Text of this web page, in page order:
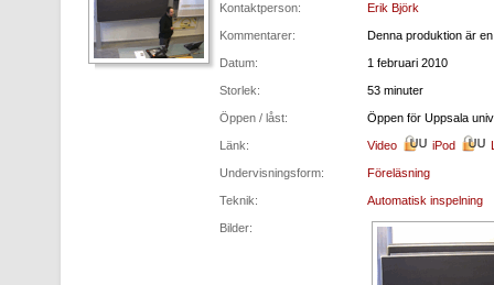
Kontaktperson: Erik Björk
Kommentarer: Denna produktion är
Datum: 1 februari 2010
Storlek: 53 minuter
Öppen / låst: Öppen för Uppsala
Länk: Video iPod
Undervisningsform: Föreläsning
Teknik: Automatisk inspelning
Bilder: